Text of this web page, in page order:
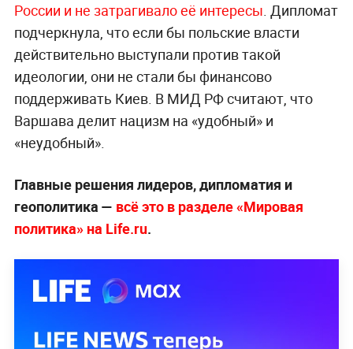
России и не затрагивало её интересы. Дипломат
подчеркнула, что если бы польские власти
действительно выступали против такой
идеологии, они не стали бы финансово
поддерживать Киев. В МИД РФ считают, что
Варшава делит нацизм на «удобный» и
«неудобный».
Главные решения лидеров, дипломатия и
геополитика — всё это в разделе «Мировая
политика» на Life.ru.